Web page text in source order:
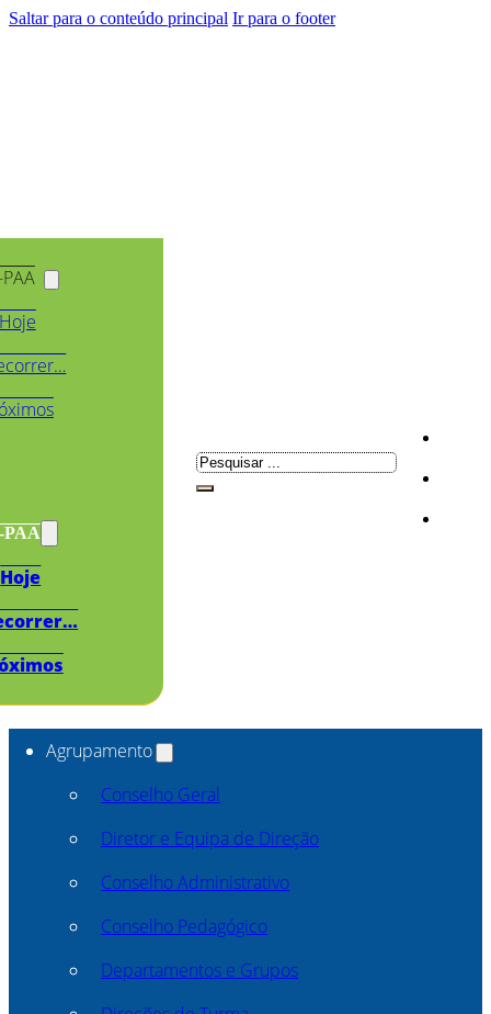
Saltar para o conteúdo principal Ir para o footer
PAA
Hoje
Pesquisar
Agrupamento
Conselho Geral
Diretor e Equipa de Direção
Conselho Administrativo
Conselho Pedagógico
Departamentos e Grupos